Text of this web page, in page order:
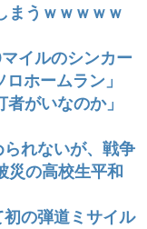
まうｗｗｗｗｗ
イルのシンカー
ホームラン」
がいなのか」
られないが、戦争
災の高校生平和
の弾道ミサイル